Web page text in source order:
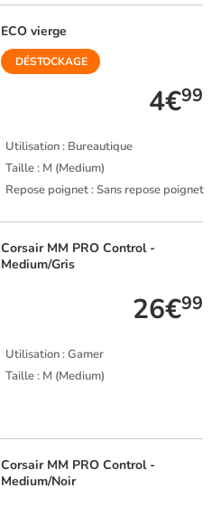
ECO vierge
DÉSTOCKAGE
4€99
Utilisation : Bureautique
Taille : M (Medium)
Repose poignet : Sans repose poignet
Corsair MM PRO Control -
Medium/Gris
26€99
Utilisation : Gamer
Taille : M (Medium)
Corsair MM PRO Control -
Medium/Noir